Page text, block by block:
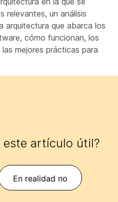
relevantes, un análisis
arquitectura que abarca los
cómo funcionan, los
mejores prácticas para
este artículo útil?
En realidad no